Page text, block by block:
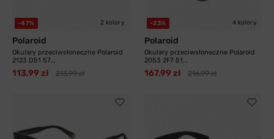
-47% 2 kolory
Polaroid
Okulary przeciwsłoneczne Polaroid
2123 D51 57...
113,99 zł 213,99 zł
-23% 4 kolory
Polaroid
Okulary przeciwsłoneczne Polaroid
2053 2F7 51...
167,99 zł 216,99 zł